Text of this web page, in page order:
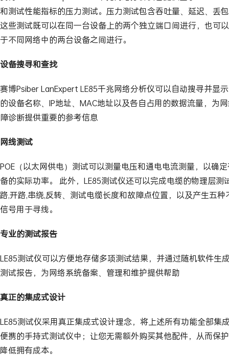
和测试性能指标的压力测试。压力测试包含吞吐量、延迟、丢
这些测试既可以在同一台设备上的两个独立端口间进行，也可
于不同网络中的两台设备之间进行。
设备搜寻和查找
赛博Psiber LanExpert LE85千兆网络分析仪可以自动搜寻并显
的设备名称、IP地址、MAC地址以及各自占用的数据流量，为
障诊断提供重要的参考信息
网线测试
POE（以太网供电）测试可以测量电压和通电电流测量，以确
备的实际功率。 此外，LE85测试仪还可以完成电缆的物理层测
路,开路,串绕,反转、测试电缆长度和故障点位置，以及产生五种
信号用于寻线。
专业的测试报告
LE85测试仪可以方便地存储多项测试结果，并通过随机软件生
测试报告，为网络系统备案、管理和维护提供帮助
真正的集成式设计
LE85测试仪采用真正集成式设计理念，将上述所有功能全部集
便携的手持式测试仪中；让您无需额外购买其他配件，从而保
降低拥有成本。